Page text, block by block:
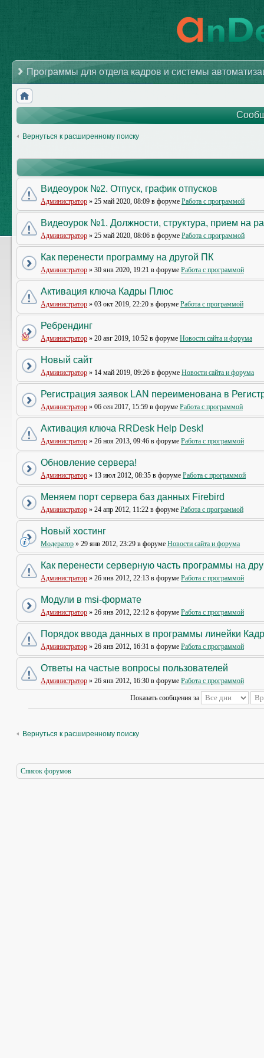
Программы для отдела кадров и системы
Вернуться к расширенному поиску
Видеоурок №2. Отпуск, график отпусков
Администратор » 25 май 2020, 08:09 в форуме Работа с программой
Видеоурок №1. Должности, структура, прием на
Администратор » 25 май 2020, 08:06 в форуме Работа с программой
Как перенести программу на другой ПК
Администратор » 30 янв 2020, 19:21 в форуме Работа с программой
Активация ключа Кадры Плюс
Администратор » 03 окт 2019, 22:20 в форуме Работа с программой
Ребрендинг
Администратор » 20 авг 2019, 10:52 в форуме Новости сайта и форума
Новый сайт
Администратор » 14 май 2019, 09:26 в форуме Новости сайта и форума
Регистрация заявок LAN переименована в
Администратор » 06 сен 2017, 15:59 в форуме Работа с программой
Активация ключа RRDesk Help Desk!
Администратор » 26 ноя 2013, 09:46 в форуме Работа с программой
Обновление сервера!
Администратор » 13 июл 2012, 08:35 в форуме Работа с программой
Меняем порт сервера баз данных Firebird
Администратор » 24 апр 2012, 11:22 в форуме Работа с программой
Новый хостинг
Модератор » 29 янв 2012, 23:29 в форуме Новости сайта и форума
Как перенести серверную часть программы на
Администратор » 26 янв 2012, 22:13 в форуме Работа с программой
Модули в msi-формате
Администратор » 26 янв 2012, 22:12 в форуме Работа с программой
Порядок ввода данных в программы линейки
Администратор » 26 янв 2012, 16:31 в форуме Работа с программой
Ответы на частые вопросы пользователей
Администратор » 26 янв 2012, 16:30 в форуме Работа с программой
Показать сообщения за
Вернуться к расширенному поиску
Список форумов